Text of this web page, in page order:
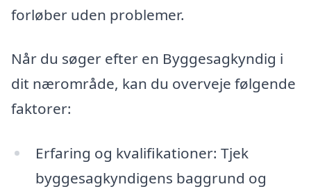
forløber uden problemer.
Når du søger efter en Byggesagkyndig i
dit nærområde, kan du overveje følgende
faktorer:
Erfaring og kvalifikationer: Tjek
byggesagkyndigens baggrund og